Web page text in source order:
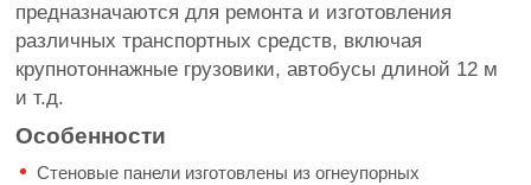
предназначаются для ремонта и изготовления
различных транспортных средств, включая
крупнотоннажные грузовики, автобусы длиной 12 м
и т.д.
Особенности
Стеновые панели изготовлены из огнеупорных